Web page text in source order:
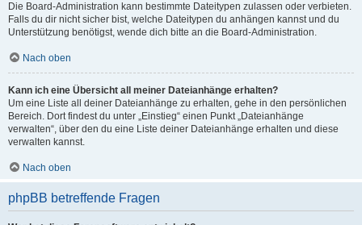
Die Board-Administration kann bestimmte Dateitypen zulassen oder verbieten.
Falls du dir nicht sicher bist, welche Dateitypen du anhängen kannst und du
Unterstützung benötigst, wende dich bitte an die Board-Administration.
Nach oben
Kann ich eine Übersicht all meiner Dateianhänge erhalten?
Um eine Liste all deiner Dateianhänge zu erhalten, gehe in den persönlichen
Bereich. Dort findest du unter „Einstieg“ einen Punkt „Dateianhänge
verwalten“, über den du eine Liste deiner Dateianhänge erhalten und diese
verwalten kannst.
Nach oben
phpBB betreffende Fragen